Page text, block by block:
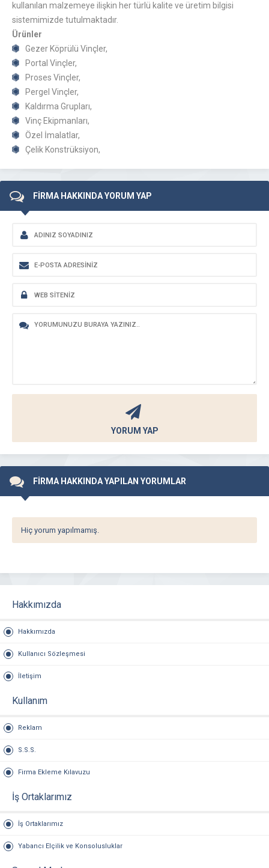
kullanılan malzemeye ilişkin her türlü kalite ve üretim bilgisi
sistemimizde tutulmaktadır.
Ürünler
Gezer Köprülü Vinçler,
Portal Vinçler,
Proses Vinçler,
Pergel Vinçler,
Kaldırma Grupları,
Vinç Ekipmanları,
Özel İmalatlar,
Çelik Konstrüksiyon,
FİRMA HAKKINDA YORUM YAP
YORUM YAP
FİRMA HAKKINDA YAPILAN YORUMLAR
Hiç yorum yapılmamış.
Hakkımızda
Hakkımızda
Kullanıcı Sözleşmesi
İletişim
Kullanım
Reklam
S.S.S.
Firma Ekleme Kılavuzu
İş Ortaklarımız
İş Ortaklarımız
Yabancı Elçilik ve Konsolusluklar